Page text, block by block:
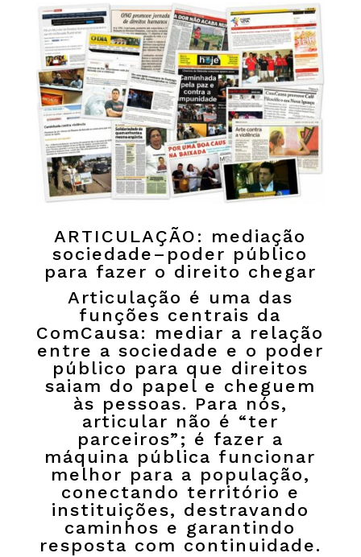
ARTICULAÇÃO: mediação
sociedade–poder público
para fazer o direito chegar
Articulação é uma das
funções centrais da
ComCausa: mediar a relação
entre a sociedade e o poder
público para que direitos
saiam do papel e cheguem
às pessoas. Para nós,
articular não é “ter
parceiros”; é fazer a
máquina pública funcionar
melhor para a população,
conectando território e
instituições, destravando
caminhos e garantindo
resposta com continuidade.